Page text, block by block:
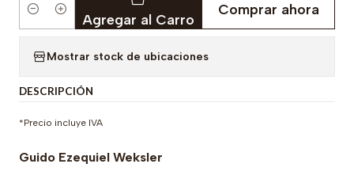
Cantidad Agregar al Carro
Comprar ahora
Mostrar stock de ubicaciones
DESCRIPCIÓN
*Precio incluye IVA
Guido Ezequiel Weksler